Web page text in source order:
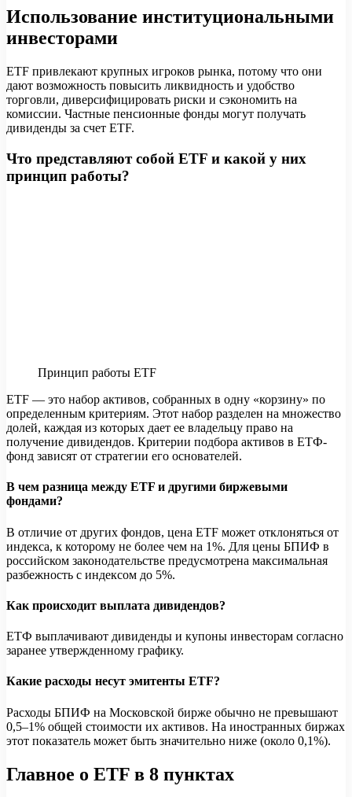
Использование институциональными
инвесторами
ETF привлекают крупных игроков рынка, потому что они
дают возможность повысить ликвидность и удобство
торговли, диверсифицировать риски и сэкономить на
комиссии. Частные пенсионные фонды могут получать
дивиденды за счет ETF.
Что представляют собой ETF и какой у них
принцип работы?
Принцип работы ETF
ETF — это набор активов, собранных в одну «корзину» по
определенным критериям. Этот набор разделен на множество
долей, каждая из которых дает ее владельцу право на
получение дивидендов. Критерии подбора активов в ЕТФ-
фонд зависят от стратегии его основателей.
В чем разница между ETF и другими биржевыми
фондами?
В отличие от других фондов, цена ETF может отклоняться от
индекса, к которому не более чем на 1%. Для цены БПИФ в
российском законодательстве предусмотрена максимальная
разбежность с индексом до 5%.
Как происходит выплата дивидендов?
ЕТФ выплачивают дивиденды и купоны инвесторам согласно
заранее утвержденному графику.
Какие расходы несут эмитенты ETF?
Расходы БПИФ на Московской бирже обычно не превышают
0,5–1% общей стоимости их активов. На иностранных биржах
этот показатель может быть значительно ниже (около 0,1%).
Главное о ETF в 8 пунктах